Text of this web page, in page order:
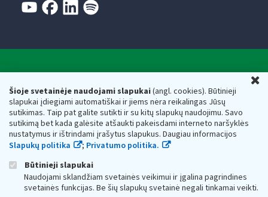
Šioje svetainėje naudojami slapukai(angl. cookies). Būtinieji
slapukai įdiegiami automatiškai ir jiems nėra reikalingas Jūsų
sutikimas. Taip pat galite sutikti ir su kitų slapukų naudojimu. Savo
sutikimą bet kada galėsite atšaukti pakeisdami interneto naršyklės
nustatymus ir ištrindami įrašytus slapukus. Daugiau informacijos
Slapukų politika
; Privatumo politika.
Būtinieji slapukai
Naudojami sklandžiam svetainės veikimui ir įgalina pagrindines
svetainės funkcijas. Be šių slapukų svetainė negali tinkamai veikti.
Respublikos finansų ministerijos
Biudžetinė įstaiga. Juridinio asmens kodas — 188659752,
adresas: Vasario 16-osios g. 14, 01107 Vilnius, Lietuva, el.paštas:
vmi@vmi.lt, E. pristatymo dėžutės adresas 188659752
Duomenys apie Valstybinę mokesčių inspekciją prie Lietuvos
Respublikos finansų ministerijos kaupiami ir saugomi Juridinių